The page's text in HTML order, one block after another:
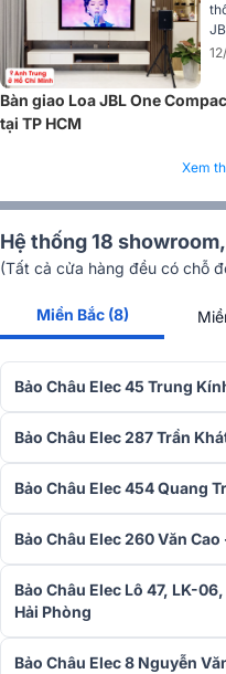
đặc trưng của dòng Xtreme.
tối ưu hóa mạnh mẽ để gia
trường thực tế. Thiết kế của
hệ thốngmóc treo tiện lợi
chỉnh độ dài, giúp người
dịch chuyển linh hoạt trên mọi
Về độ bền thực chiến, JBL
vệIP68, mang lại khả năng
Từ những cú tạt nước mạnh
bãi biển cho đến các pha rơi
Xtreme 5 đều có thể chịu
bất kỳ gián đoạn nào.
Bàn giao Loa JBL One
tại TP HCM
Xem
Hệ thống 18
(Tất cả cửa hàng đều có chỗ
Miền Bắc (8)
Bảo Châu Elec 45 Trung
Bảo Châu Elec 287 Trần
Bảo Châu Elec 454 Quang
Bảo Châu Elec 260 Văn
Bảo Châu Elec Lô 47, LK-
Hải Phòng
Bảo Châu Elec 8 Nguyễn